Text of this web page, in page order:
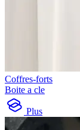
Coffres-forts
Boite a cle
Plus